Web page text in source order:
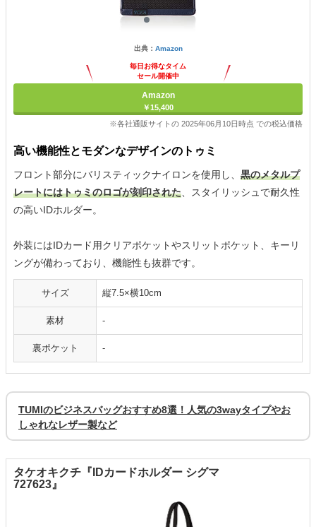
出典： Amazon
毎日お得なタイム
セール開催中
Amazon
￥15,400
※各社通販サイトの 2025年06月10日時点 での税込価格
高い機能性とモダンなデザインのトゥミ
フロント部分にバリスティックナイロンを使用し、 黒のメタルプ
レートにはトゥミのロゴが刻印された、スタイリッシュで耐久性
の高いIDホルダー。
外装にはIDカード用クリアポケットやスリットポケット、キーリ
ングが備わっており、機能性も抜群です。
サイズ 縦7.5×横10cm
素材 -
裏ポケット -
TUMIのビジネスバッグおすすめ8選！人気の3wayタイプやお
しゃれなレザー製など
タケオキクチ『IDカードホルダー シグマ
727623』